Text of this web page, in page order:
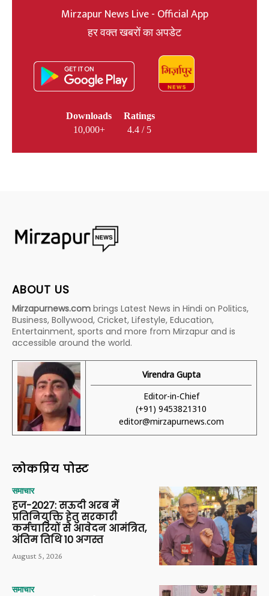
Mirzapur News Live - Official App
हर वक्त खबरों का अपडेट
Downloads
10,000+
Ratings
4.4 / 5
ABOUT US
Mirzapurnews.com brings Latest News in Hindi on Politics,
Business, Bollywood, Cricket, Lifestyle, Education,
Entertainment, sports and more from Mirzapur and is
accessible around the world.
Virendra Gupta
Editor-in-Chief
(+91) 9453821310
editor@mirzapurnews.com
लोकप्रिय पोस्ट
समाचार
हज-2027: सऊदी अरब में
प्रतिनियुक्ति हेतु सरकारी
कर्मचारियों से आवेदन आमंत्रित,
अंतिम तिथि 10 अगस्त
August 5, 2026
समाचार